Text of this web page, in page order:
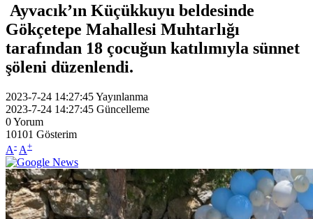
Ayvacık’ın Küçükkuyu beldesinde
Gökçetepe Mahallesi Muhtarlığı
tarafından 18 çocuğun katılımıyla sünnet
şöleni düzenlendi.
2023-7-24 14:27:45Yayınlanma
2023-7-24 14:27:45 Güncelleme
0Yorum
10101 Gösterim
A- A+